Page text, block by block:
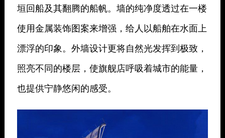
垣回船及其翻腾的船帆。墙的纯净度透过在一楼
使用金属装饰图案来增强，给人以船舶在水面上
漂浮的印象。外墙设计更将自然光发挥到极致，
照亮不同的楼层，使旗舰店呼吸着城市的能量，
也提供宁静悠闲的感受。